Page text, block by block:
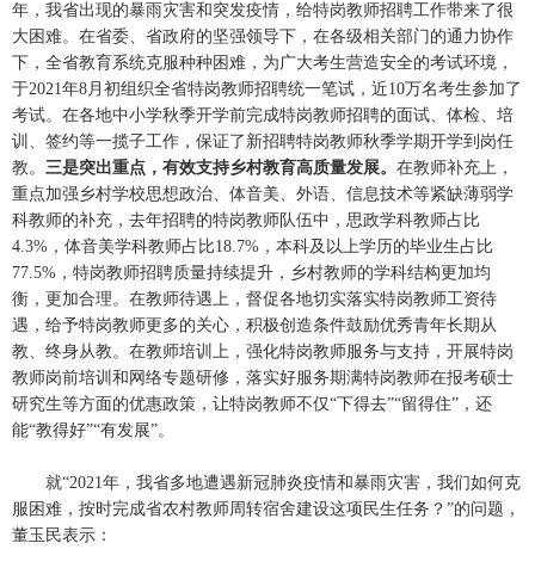
年，我省出现的暴雨灾害和突发疫情，给特岗教师招聘工作带来了很
大困难。在省委、省政府的坚强领导下，在各级相关部门的通力协作
下，全省教育系统克服种种困难，为广大考生营造安全的考试环境，
于2021年8月初组织全省特岗教师招聘统一笔试，近10万名考生参加了
考试。在各地中小学秋季开学前完成特岗教师招聘的面试、体检、培
训、签约等一揽子工作，保证了新招聘特岗教师秋季学期开学到岗任
教。 三是突出重点，有效支持乡村教育高质量发展。 在教师补充上，
重点加强乡村学校思想政治、体音美、外语、信息技术等紧缺薄弱学
科教师的补充，去年招聘的特岗教师队伍中，思政学科教师占比
4.3%，体音美学科教师占比18.7%，本科及以上学历的毕业生占比
77.5%，特岗教师招聘质量持续提升，乡村教师的学科结构更加均
衡，更加合理。在教师待遇上，督促各地切实落实特岗教师工资待
遇，给予特岗教师更多的关心，积极创造条件鼓励优秀青年长期从
教、终身从教。在教师培训上，强化特岗教师服务与支持，开展特岗
教师岗前培训和网络专题研修，落实好服务期满特岗教师在报考硕士
研究生等方面的优惠政策，让特岗教师不仅“下得去”“留得住”，还
能“教得好”“有发展”。
就“2021年，我省多地遭遇新冠肺炎疫情和暴雨灾害，我们如何克
服困难，按时完成省农村教师周转宿舍建设这项民生任务？”的问题，
董玉民表示：